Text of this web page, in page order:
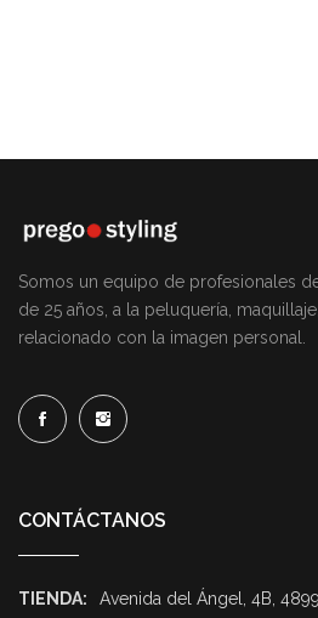
Somos un equipo de profesionales
de 25 años, a la peluquería,
relacionado con la imagen personal.
CONTÁCTANOS
TIENDA: Avenida del Ángel, 4B,